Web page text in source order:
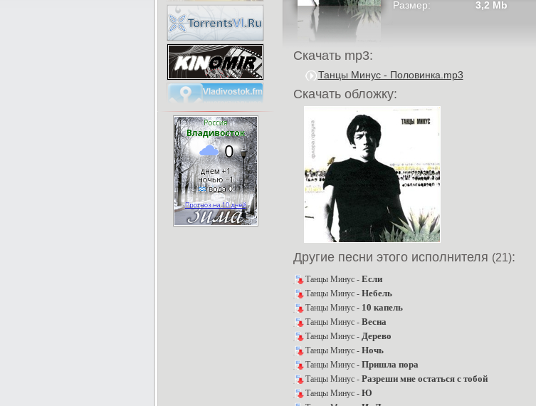
Размер: 3,2 Mb
Скачать mp3:
Танцы Минус - Половинка.mp3
Скачать обложку:
Другие песни этого исполнителя (21):
Танцы Минус - Если
Танцы Минус - Небель
Танцы Минус - 10 капель
Танцы Минус - Весна
Танцы Минус - Дерево
Танцы Минус - Ночь
Танцы Минус - Пришла пора
Танцы Минус - Разреши мне остаться с тобой
Танцы Минус - Ю